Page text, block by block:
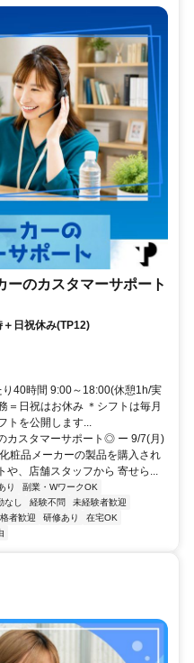
ーのカスタマーサポート
日祝休み(TP12)
40時間 9:00～18:00(休憩1h/実
＝日祝はお休み ＊シフトは毎月
トを公開します...
カスタマーサポート◎ ー 9/7(月)
粧品メーカーの製品を購入され
や、店舗スタッフから 寄せら...
り
副業・WワークOK
なし 経験不問
未経験者歓迎
者歓迎 研修あり
在宅OK